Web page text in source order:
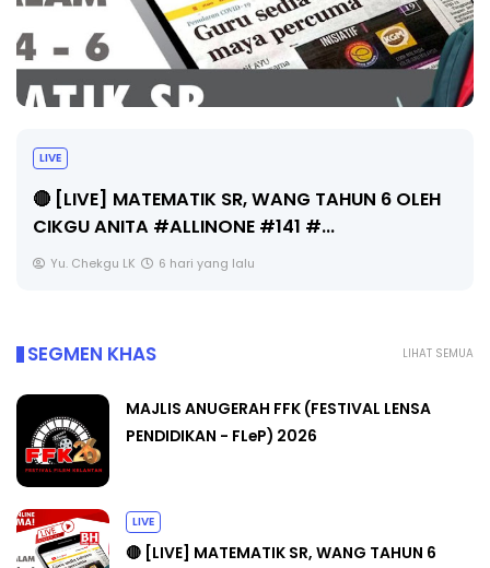
Sejarah Tingkatan 4
Unknown 6 hari yang lalu
LIHAT SEMUA
SEGMEN KHAS
MAJLIS ANUGERAH FFK (FESTIVAL LENSA
PENDIDIKAN - FLeP) 2026
LIVE
🔴 [LIVE] MATEMATIK SR, WANG TAHUN 6